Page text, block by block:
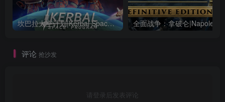
坎巴拉太空计划|Kerbal Space Program|1.12.5.3190|整合全DLC
评论 抢沙发
请登录后发表评论